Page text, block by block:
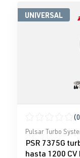
UNIVERSAL
Calificación
Pulsar Turbo
PSR 7375G
hasta 1200 CV